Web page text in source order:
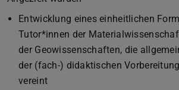
Entwicklung eines einheitlichen
Tutor*innen der
der Geowissenschaften, die
der (fach-) didaktischen
vereint